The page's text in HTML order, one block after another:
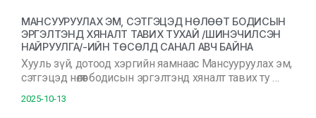
МАНСУУРУУЛАХ ЭМ, СЭТГЭЦЭД НӨЛӨӨТ БОДИСЫН
ЭРГЭЛТЭНД ХЯНАЛТ ТАВИХ ТУХАЙ /ШИНЭЧИЛСЭН
НАЙРУУЛГА/-ИЙН ТӨСӨЛД САНАЛ АВЧ БАЙНА
Хууль зүй, дотоод хэргийн яамнаас Мансууруулах эм,
сэтгэцэд нөлөөт бодисын эргэлтэнд хяналт тавих ту …
2025-10-13